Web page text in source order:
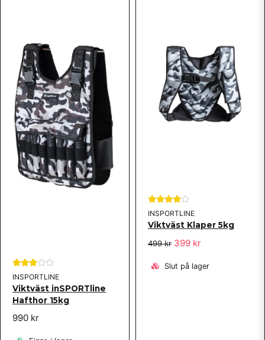
INSPORTLINE
Viktväst inSPORTline
Hafthor 15kg
990 kr
INSPORTLINE
Viktväst Klaper 5kg
499 kr 399 kr
Slut på lager